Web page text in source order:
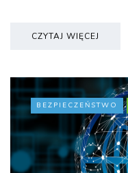
CZYTAJ WIĘCEJ
BEZPIECZEŃSTWO